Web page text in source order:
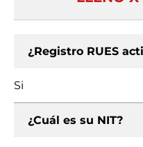
¿Registro RUES
Si
¿Cuál es su NIT?